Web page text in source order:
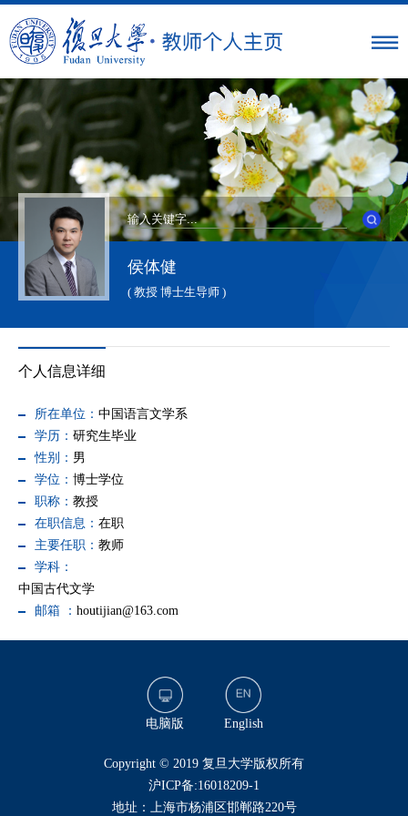
侯体健
( 教授 博士生导师 )
个人信息详细
所在单位： 中国语言文学系
学历： 研究生毕业
性别： 男
学位： 博士学位
职称： 教授
在职信息： 在职
主要任职： 教师
学科：
中国古代文学
邮箱 ： houtijian@163.com
电脑版 English
​Copyright © 2019 复旦大学版权所有
沪ICP备:16018209-1
地址：上海市杨浦区邯郸路220号